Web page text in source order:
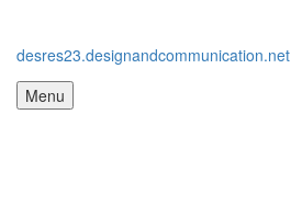
desres23.designandcommunication.net
Menu